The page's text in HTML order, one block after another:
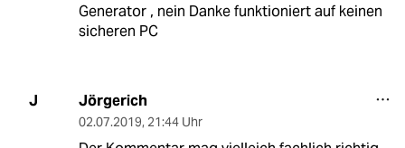
Generator , nein Danke funktioniert auf keinen
sicheren PC
J Jörgerich
02.07.2019, 21:44 Uhr